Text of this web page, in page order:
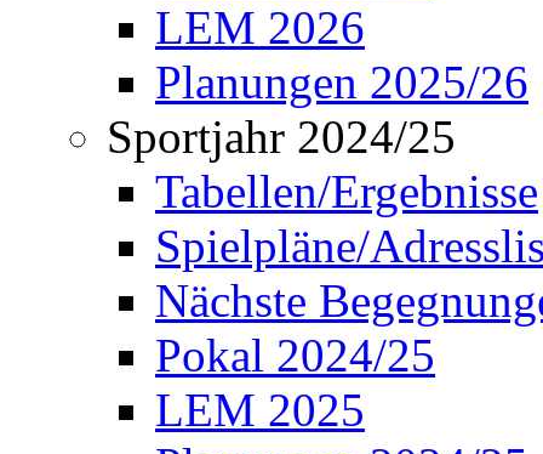
LEM 2026
Planungen 2025/26
Sportjahr 2024/25
Tabellen/Ergebnisse
Spielpläne/
Nächste
Pokal 2024/25
LEM 2025